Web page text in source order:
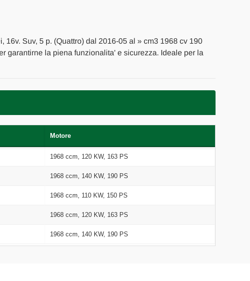
16v. Suv, 5 p. (Quattro) dal 2016-05 al » cm3 1968 cv 190
garantirne la piena funzionalita' e sicurezza. Ideale per la
Motore
1968 ccm, 120 KW, 163 PS
1968 ccm, 140 KW, 190 PS
1968 ccm, 110 KW, 150 PS
1968 ccm, 120 KW, 163 PS
1968 ccm, 140 KW, 190 PS